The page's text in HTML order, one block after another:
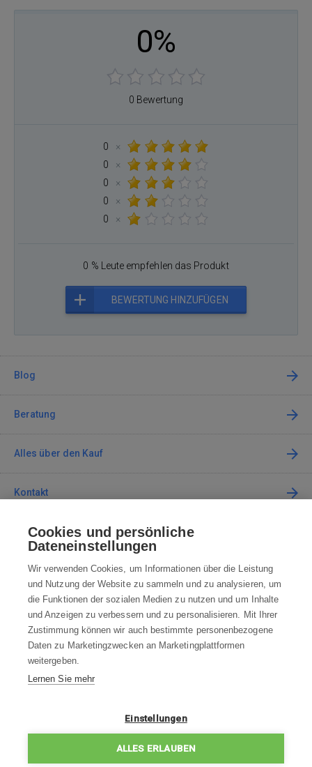
0%
0 Bewertung
0
×
0
×
0
×
0
×
0
×
0 % Leute empfehlen das Produkt
BEWERTUNG HINZUFÜGEN
Blog
Beratung
Alles über den Kauf
Kontakt
Kontaktieren Sie uns
info@robotworld.de
+49 25 197 159 962 Mo-Fr 8:00—16:00 Uhr
ALLE KONTAKTE
WIDERRUFSBELEHRUNG
DATENSCHUTZERKLÄRUNG
Cookies und persönliche
Dateneinstellungen
Wir verwenden Cookies, um Informationen über die Leistung
und Nutzung der Website zu sammeln und zu analysieren, um
die Funktionen der sozialen Medien zu nutzen und um Inhalte
und Anzeigen zu verbessern und zu personalisieren. Mit Ihrer
Zustimmung können wir auch bestimmte personenbezogene
Daten zu Marketingzwecken an Marketingplattformen
weitergeben.
Lernen Sie mehr
Einstellungen
ALLES ERLAUBEN